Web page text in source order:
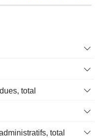
total
total